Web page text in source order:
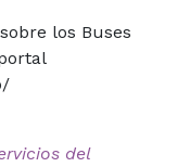
los Buses
del